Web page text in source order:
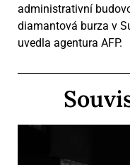
administrativní
diamantová burza v
uvedla agentura AFP.